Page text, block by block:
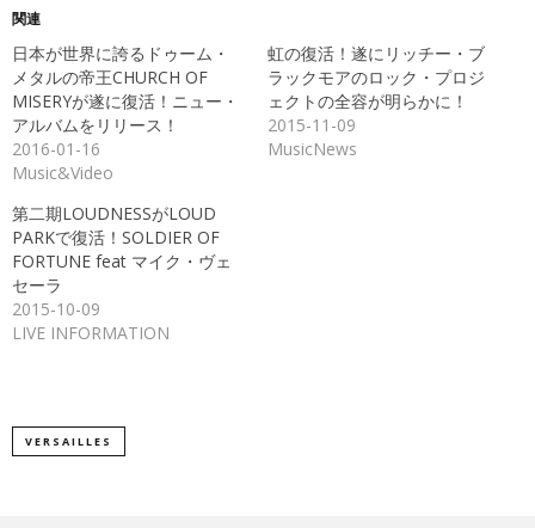
共
有
(新
し
い
ウ
ィ
ン
ド
ウ
き
ま
す)
ク
リ
ッ
ク
し
て
く
い
い
ウ
ィ
ン
ド
き
ま
関連
日本が世界に誇るドゥーム・
メタルの帝王CHURCH OF
MISERYが遂に復活！ニュー・
アルバムをリリース！
2016-01-16
Music&Video
虹の復活！遂にリッチー・ブ
ラックモアのロック・プロジ
ェクトの全容が明らかに！
2015-11-09
MusicNews
第二期LOUDNESSがLOUD
PARKで復活！SOLDIER OF
FORTUNE feat マイク・ヴェ
セーラ
2015-10-09
LIVE INFORMATION
VERSAILLES